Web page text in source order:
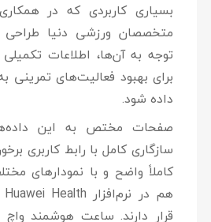
بسیاری کاربردی که در
متخصصان ورزشی دنیا طراحی
توجه به آن‌ها، اطلاعات
برای بهبود فعالیت‌های تمرینی
داده شود.
صفحات مختص به این
سازگاری کامل با رابط کاربری
کاملاً واضح و با نمودارهای